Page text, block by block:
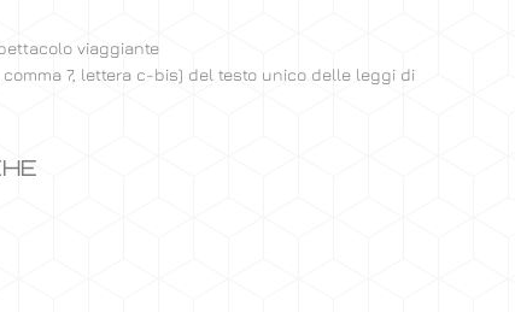
viaggiante
comma 7, lettera c-bis) del testo unico delle leggi di